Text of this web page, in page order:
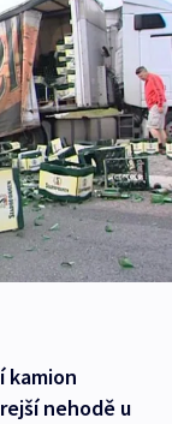
kamion
nehodě u